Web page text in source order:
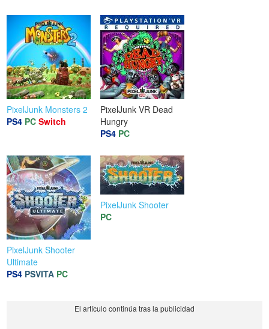
PixelJunk Monsters 2
PS4 PC Switch
PixelJunk VR Dead
Hungry
PS4 PC
PixelJunk Shooter
Ultimate
PS4 PSVITA PC
PixelJunk Shooter
PC